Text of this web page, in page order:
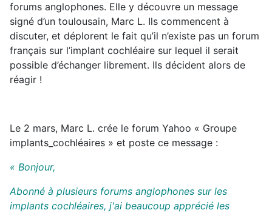
forums anglophones. Elle y découvre un message
signé d’un toulousain, Marc L. Ils commencent à
discuter, et déplorent le fait qu’il n’existe pas un forum
français sur l’implant cochléaire sur lequel il serait
possible d’échanger librement. Ils décident alors de
réagir !
Le 2 mars, Marc L. crée le forum Yahoo « Groupe
implants_cochléaires » et poste ce message :
« Bonjour,
Abonné à plusieurs forums anglophones sur les
implants cochléaires, j'ai beaucoup apprécié les